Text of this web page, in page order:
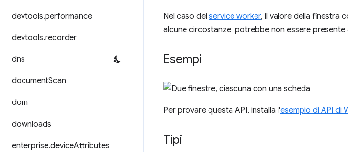
devtools.performance
devtools.recorder
dns
documentScan
dom
downloads
enterprise.deviceAttributes
Nel caso dei service worker, il valore della finestra
alcune circostanze, potrebbe non essere
Esempi
Per provare questa API, installa l'esempio di API di
Tipi